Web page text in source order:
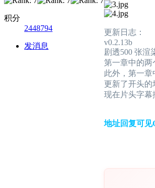
积分
2448794
发消息
更新日志：
v0.2.13b
剧透500 张渲
第一章中的两
此外，第一章
更新了开头的
现在片头字幕
地址回复可见